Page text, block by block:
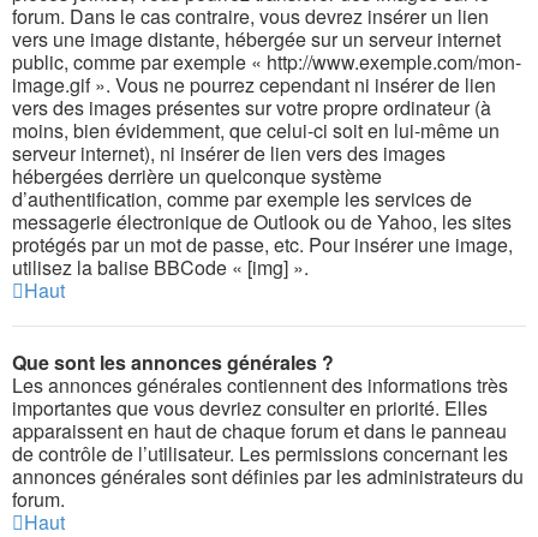
forum. Dans le cas contraire, vous devrez insérer un lien
vers une image distante, hébergée sur un serveur internet
public, comme par exemple « http://www.exemple.com/mon-
image.gif ». Vous ne pourrez cependant ni insérer de lien
vers des images présentes sur votre propre ordinateur (à
moins, bien évidemment, que celui-ci soit en lui-même un
serveur internet), ni insérer de lien vers des images
hébergées derrière un quelconque système
d’authentification, comme par exemple les services de
messagerie électronique de Outlook ou de Yahoo, les sites
protégés par un mot de passe, etc. Pour insérer une image,
utilisez la balise BBCode « [img] ».
Haut
Que sont les annonces générales ?
Les annonces générales contiennent des informations très
importantes que vous devriez consulter en priorité. Elles
apparaissent en haut de chaque forum et dans le panneau
de contrôle de l’utilisateur. Les permissions concernant les
annonces générales sont définies par les administrateurs du
forum.
Haut